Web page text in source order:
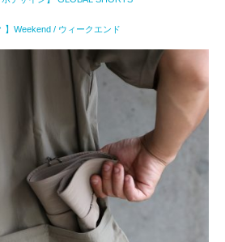
】Weekend / ウィークエンド